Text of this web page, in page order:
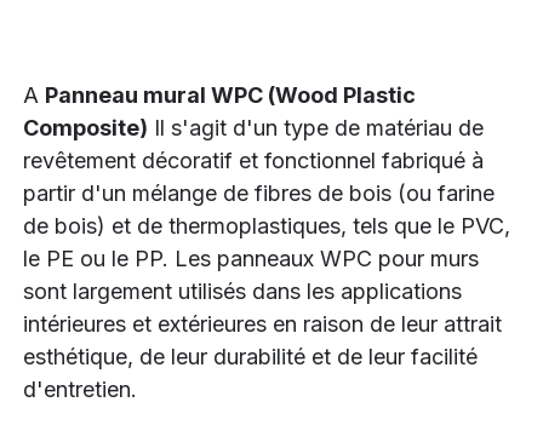
A Panneau mural WPC (Wood Plastic
Composite) Il s'agit d'un type de matériau de
revêtement décoratif et fonctionnel fabriqué à
partir d'un mélange de fibres de bois (ou farine
de bois) et de thermoplastiques, tels que le PVC,
le PE ou le PP. Les panneaux WPC pour murs
sont largement utilisés dans les applications
intérieures et extérieures en raison de leur attrait
esthétique, de leur durabilité et de leur facilité
d'entretien.